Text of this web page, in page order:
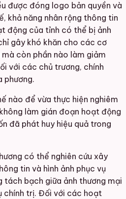
được đóng logo bản quyền và
khả năng nhân rộng thông tin
động của tỉnh có thể bị ảnh
gây khó khăn cho các cơ
còn phần nào làm giảm
với các chủ trương, chính
phương.
nào để vừa thực hiện nghiêm
làm gián đoạn hoạt động
đã phát huy hiệu quả trong
có thể nghiên cứu xây
tin và hình ảnh phục vụ
tách bạch giữa ảnh thương mại
chính trị. Đối với các hoạt